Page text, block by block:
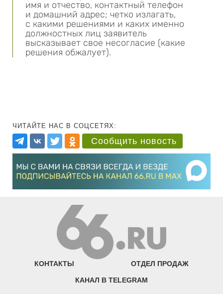
имя и отчество, контактный телефон
и домашний адрес; четко излагать,
с какими решениями и каких именно
должностных лиц заявитель
высказывает свое несогласие (какие
решения обжалует).
ЧИТАЙТЕ НАС В СОЦСЕТЯХ:
Сообщить новость
КОНТАКТЫ ОТДЕЛ ПРОДАЖ
КАНАЛ В TELEGRAM